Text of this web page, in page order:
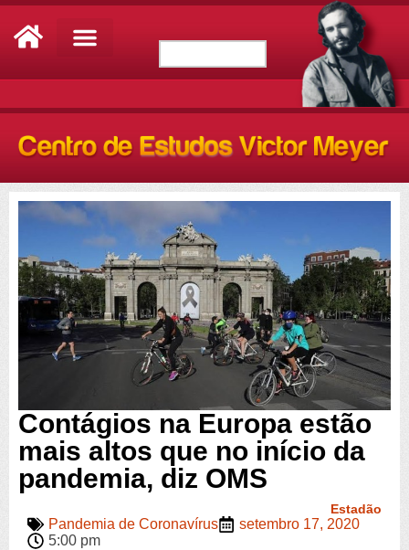
Contágios na Europa estão
mais altos que no início da
pandemia, diz OMS
Estadão
Pandemia de Coronavírus
setembro 17, 2020
5:00 pm